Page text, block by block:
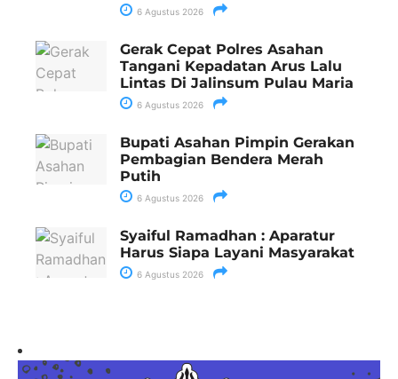
6 Agustus 2026
Gerak Cepat Polres Asahan
Tangani Kepadatan Arus Lalu
Lintas Di Jalinsum Pulau Maria
6 Agustus 2026
Bupati Asahan Pimpin Gerakan
Pembagian Bendera Merah
Putih
6 Agustus 2026
Syaiful Ramadhan : Aparatur
Harus Siapa Layani Masyarakat
6 Agustus 2026